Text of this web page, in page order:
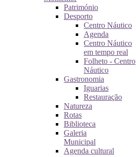
Património
Desporto
Centro Náutico
Agenda
Centro Náutico
em tempo real
Folheto - Centro
Náutico
Gastronomia
Iguarias
Restauração
Natureza
Rotas
Biblioteca
Galeria
Municipal
Agenda cultural